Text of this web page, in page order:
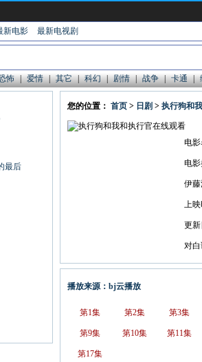
新电影 最新电视剧
怖 | 爱情 | 其它 | 科幻 | 剧情 | 战争 | 卡通 |
最后
您的位置： 首页 > 日剧 > 执行狗和
电影
电
上映
更新
对
播放来源：bj云播放
第1集 第2集 第3集
第9集 第10集 第11集
第17集